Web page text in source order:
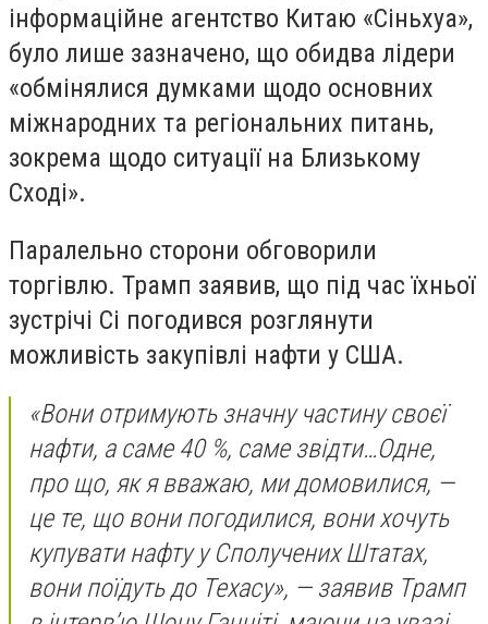
інформаційне агентство Китаю «Сіньхуа»,
було лише зазначено, що обидва лідери
«обмінялися думками щодо основних
міжнародних та регіональних питань,
зокрема щодо ситуації на Близькому
Сході».
Паралельно сторони обговорили
торгівлю. Трамп заявив, що під час їхньої
зустрічі Сі погодився розглянути
можливість закупівлі нафти у США.
«Вони отримують значну частину своєї
нафти, а саме 40 %, саме звідти…Одне,
про що, як я вважаю, ми домовилися, —
це те, що вони погодилися, вони хочуть
купувати нафту у Сполучених Штатах,
вони поїдуть до Техасу», — заявив Трамп